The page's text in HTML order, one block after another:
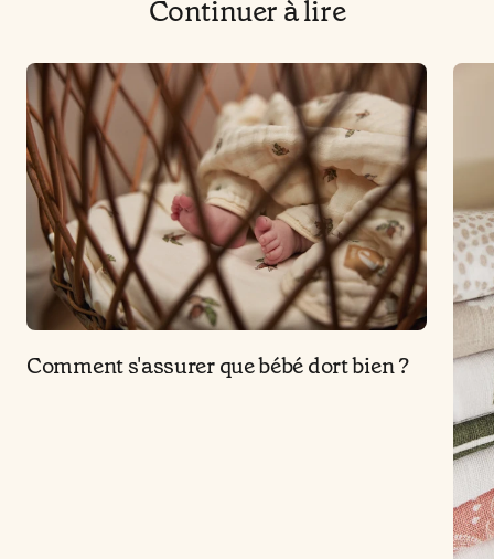
Continuer à lire
Comment s'assurer que bébé dort bien ?